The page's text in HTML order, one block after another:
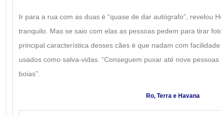
Ir para a rua com as duas é “quase de dar autógrafo”, revelou
tranquilo. Mas se saio com elas as pessoas pedem para tirar
principal característica desses cães é que nadam com
usados como salva-vidas. “Conseguem puxar até nove
boias”.
Ro, Terra e Havana